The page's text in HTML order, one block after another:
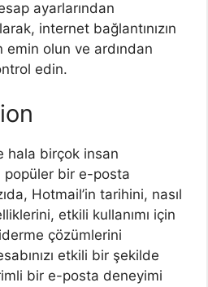
ayarlarından
internet bağlantınızın
emin olun ve ardından
edin.
hala birçok insan
popüler bir e-posta
Hotmail’in tarihini, nasıl
etkili kullanımı için
çözümlerini
etkili bir şekilde
bir e-posta deneyimi